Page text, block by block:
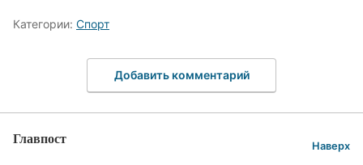
Категории: Спорт
Добавить комментарий
Главпост Наверх